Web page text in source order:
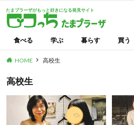
たまプラーザがもっと好きになる発見サイト
食べる 学ぶ 暮らす 買う
HOME 高校生
高校生